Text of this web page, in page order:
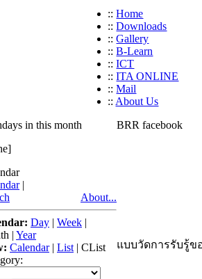
:: Home
:: Downloads
:: Gallery
:: B-Learn
:: ICT
:: ITA ONLINE
:: Mail
:: About Us
in this month
|
About...
Day | Week |
| Year
Calendar| List | CList
BRR facebook
แบบวัดการรับรู้ข